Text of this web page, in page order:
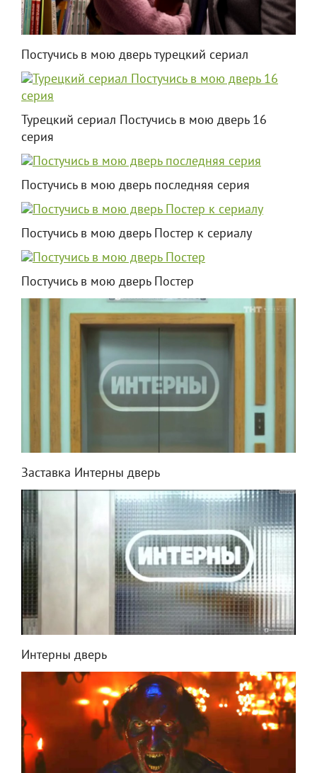
Постучись в мою дверь турецкий сериал
Турецкий сериал Постучись в мою дверь 16
серия
Постучись в мою дверь последняя серия
Постучись в мою дверь Постер к сериалу
Постучись в мою дверь Постер
Заставка Интерны дверь
Интерны дверь